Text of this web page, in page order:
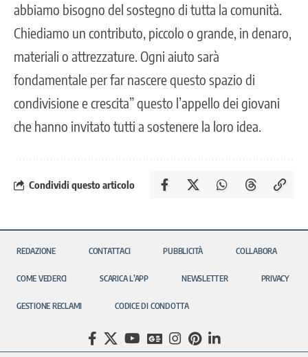
abbiamo bisogno del sostegno di tutta la comunità.
Chiediamo un contributo, piccolo o grande, in denaro,
materiali o attrezzature. Ogni aiuto sarà
fondamentale per far nascere questo spazio di
condivisione e crescita” questo l’appello dei giovani
che hanno invitato tutti a sostenere la loro idea.
Condividi questo articolo
REDAZIONE CONTATTACI PUBBLICITÀ COLLABORA
COME VEDERCI SCARICA L’APP NEWSLETTER PRIVACY
GESTIONE RECLAMI CODICE DI CONDOTTA